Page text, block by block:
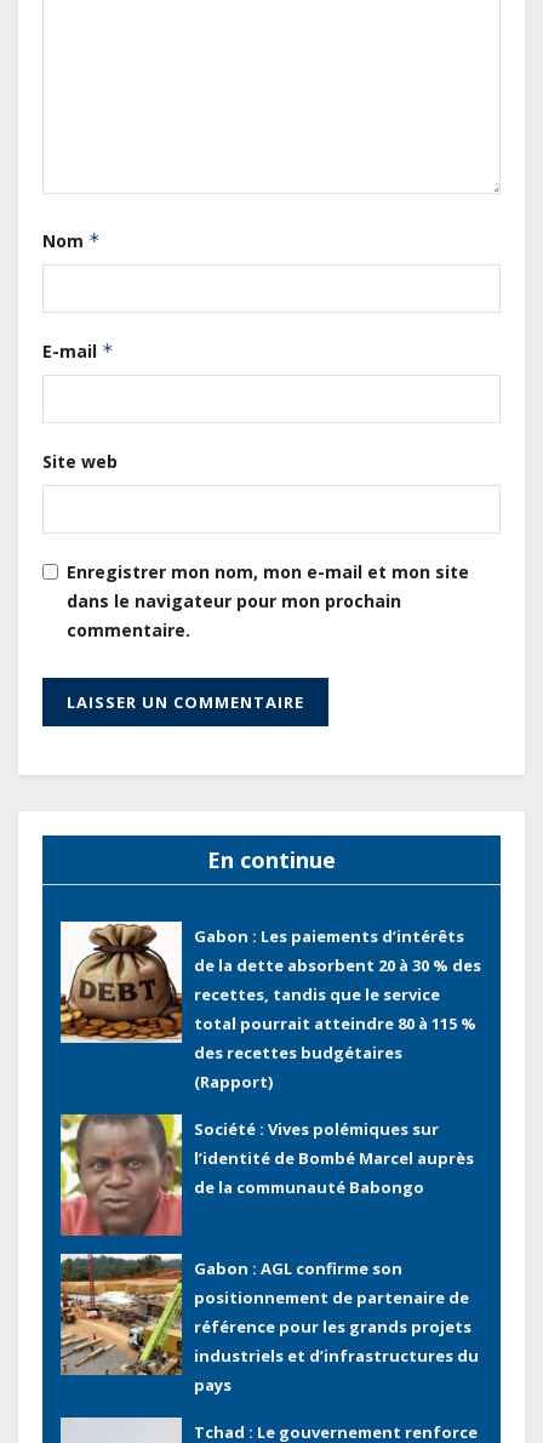
Nom *
E-mail *
Site web
Enregistrer mon nom, mon e-mail et mon site
dans le navigateur pour mon prochain
commentaire.
En continue
Le Gabon signe un retour réussi
avec un eurobond de 920 millions
publique s’établit à 15 607 milliards
représentant 44,2 % du PIB
Gabon : Le gouvernement et la BAD
renforcent les capacités des
acteurs du secteur public pour
Gabon : Ismaël Bonkoungou, le
Directeur général en visite
Gabon : Les paiements d’intérêts
recettes, tandis que le service
total pourrait atteindre 80 à 115 %
des recettes budgétaires
(Rapport)
Société : Vives polémiques sur
l’identité de Bombé Marcel auprès
de la communauté Babongo
Gabon : AGL confirme son
référence pour les grands projets
industriels et d’infrastructures du
pays
Tchad : Le gouvernement renforce
la numérisation des recettes
publiques avec 3 000 nouveaux